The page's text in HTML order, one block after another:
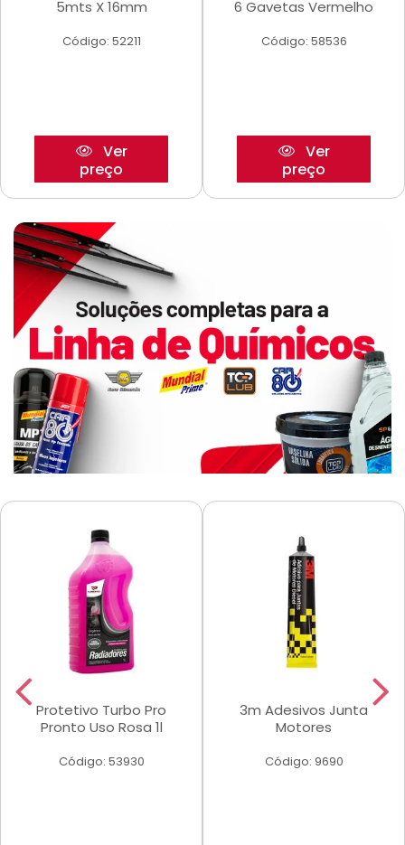
5mts X 16mm
Código: 52211
Ver
preço
6 Gavetas Vermelho
Código: 58536
Ver
preço
Protetivo Turbo Pro
Pronto Uso Rosa 1l
Código: 53930
3m Adesivos Junta
Motores
Código: 9690